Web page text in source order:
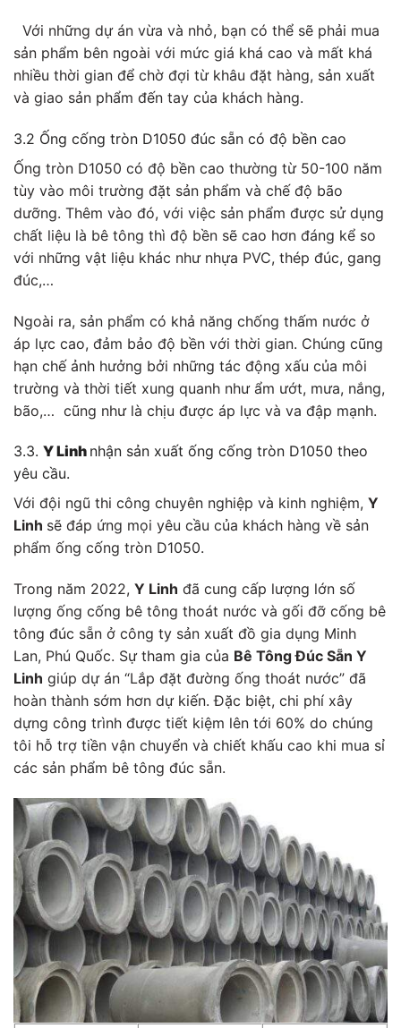
Với những dự án vừa và nhỏ, bạn có thể sẽ phải mua
sản phẩm bên ngoài với mức giá khá cao và mất khá
nhiều thời gian để chờ đợi từ khâu đặt hàng, sản xuất
và giao sản phẩm đến tay của khách hàng.
3.2 Ống cống tròn D1050 đúc sẵn có độ bền cao
Ống tròn D1050 có độ bền cao thường từ 50-100 năm
tùy vào môi trường đặt sản phẩm và chế độ bão
dưỡng. Thêm vào đó, với việc sản phẩm được sử dụng
chất liệu là bê tông thì độ bền sẽ cao hơn đáng kể so
với những vật liệu khác như nhựa PVC, thép đúc, gang
đúc,…
Ngoài ra, sản phẩm có khả năng chống thấm nước ở
áp lực cao, đảm bảo độ bền với thời gian. Chúng cũng
hạn chế ảnh hưởng bởi những tác động xấu của môi
trường và thời tiết xung quanh như ẩm ướt, mưa, nắng,
bão,… cũng như là chịu được áp lực và va đập mạnh.
3.3. Y Linh nhận sản xuất ống cống tròn D1050 theo
yêu cầu.
Với đội ngũ thi công chuyên nghiệp và kinh nghiệm, Y
Linh sẽ đáp ứng mọi yêu cầu của khách hàng về sản
phẩm ống cống tròn D1050.
Trong năm 2022, Y Linh đã cung cấp lượng lớn số
lượng ống cống bê tông thoát nước và gối đỡ cống bê
tông đúc sẵn ở công ty sản xuất đồ gia dụng Minh
Lan, Phú Quốc. Sự tham gia của Bê Tông Đúc Sẵn Y
Linh giúp dự án “Lắp đặt đường ống thoát nước” đã
hoàn thành sớm hơn dự kiến. Đặc biệt, chi phí xây
dựng công trình được tiết kiệm lên tới 60% do chúng
tôi hỗ trợ tiền vận chuyển và chiết khấu cao khi mua sỉ
các sản phẩm bê tông đúc sẵn.